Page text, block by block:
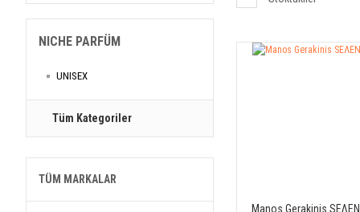
NICHE PARFÜM
UNISEX
Tüm Kategoriler
TÜM MARKALAR
Manos Gerakinis